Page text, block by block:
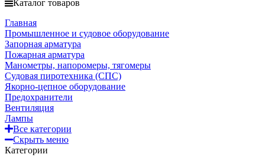
Каталог товаров
Главная
Промышленное и судовое оборудование
Запорная арматура
Пожарная арматура
Манометры, напоромеры, тягомеры
Судовая пиротехника (СПС)
Якорно-цепное оборудование
Предохранители
Вентиляция
Лампы
Все категории
Скрыть меню
Категории